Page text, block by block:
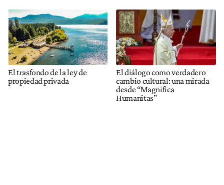
El trasfondo de la ley de
propiedad privada
El diálogo como verdadero
cambio cultural: una mirada
desde “Magnifica
Humanitas”